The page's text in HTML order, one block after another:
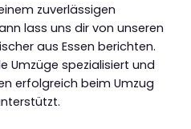
zuverlässigen
lass uns dir von unseren
aus Essen berichten.
Umzüge spezialisiert und
erfolgreich beim Umzug